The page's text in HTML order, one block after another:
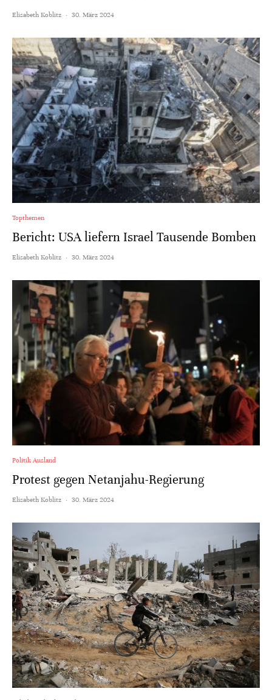
Elisabeth Koblitz · 30. März 2024
Topthemen
Bericht: USA liefern Israel Tausende Bomben
Elisabeth Koblitz · 30. März 2024
Politik Ausland
Protest gegen Netanjahu-Regierung
Elisabeth Koblitz · 30. März 2024